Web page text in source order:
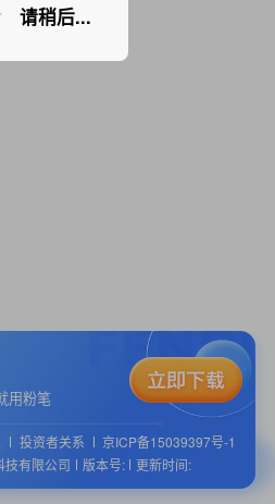
程，敬请期待
用粉笔
投资者关系
京ICP备15039397号-1
技有限公司
版本号: 更新时间:
请稍后...